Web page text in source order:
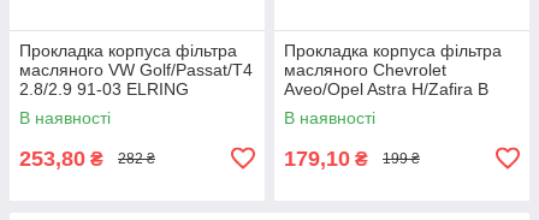
Прокладка корпуса фільтра
масляного VW Golf/Passat/T4
2.8/2.9 91-03 ELRING
616.770 UA61
В наявності
253,80 ₴ 282 ₴
Прокладка корпуса фільтра
масляного Chevrolet
Aveo/Opel Astra H/Zafira B
1.4/1.6 06- ELRING 539.450
UA61
В наявності
179,10 ₴ 199 ₴